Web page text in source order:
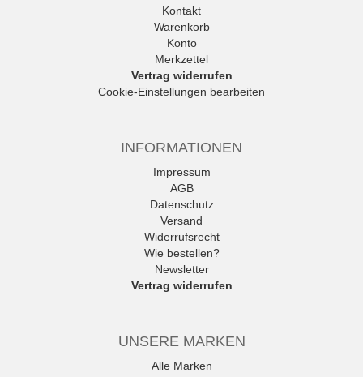
Kontakt
Warenkorb
Konto
Merkzettel
Vertrag widerrufen
Cookie-Einstellungen bearbeiten
INFORMATIONEN
Impressum
AGB
Datenschutz
Versand
Widerrufsrecht
Wie bestellen?
Newsletter
Vertrag widerrufen
UNSERE MARKEN
Alle Marken